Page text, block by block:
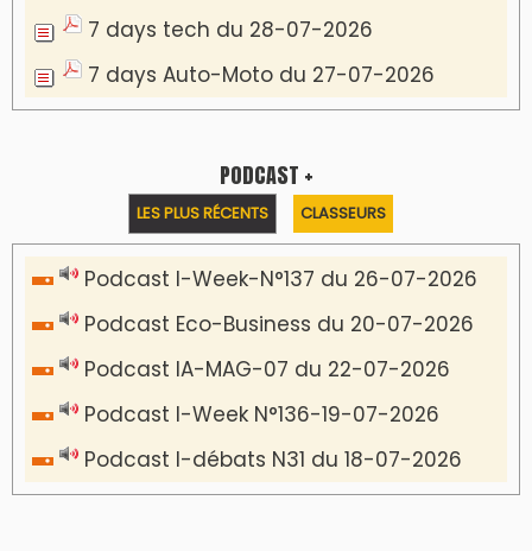
7 days tech du 28-07-2026
7 days Auto-Moto du 27-07-2026
PODCAST +
LES PLUS RÉCENTS CLASSEURS
Podcast I-Week-N°137 du 26-07-2026
Podcast Eco-Business du 20-07-2026
Podcast IA-MAG-07 du 22-07-2026
Podcast I-Week N°136-19-07-2026
Podcast I-débats N31 du 18-07-2026